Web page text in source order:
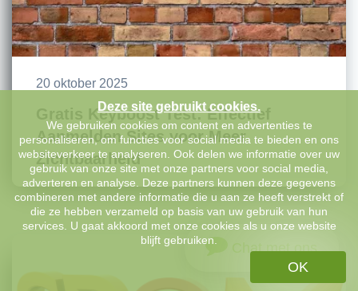
20 oktober 2025
Gratis Keyboost Test: Effectief
Aanmelden Sites voor Meer
Zichtbaarheid
Chat met ons
Deze site gebruikt cookies.
We gebruiken cookies om content en advertenties te
personaliseren, om functies voor social media te bieden en ons
websiteverkeer te analyseren. Ook delen we informatie over uw
gebruik van onze site met onze partners voor social media,
adverteren en analyse. Deze partners kunnen deze gegevens
combineren met andere informatie die u aan ze heeft verstrekt of
die ze hebben verzameld op basis van uw gebruik van hun
services. U gaat akkoord met onze cookies als u onze website
blijft gebruiken.
OK